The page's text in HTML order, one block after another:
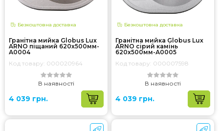
Безкоштовна доставка
Гранітна мийка Globus Lux
ARNO піщаний 620х500мм-
А0004
Код товару: 000020964
В наявності
4 039 грн.
Безкоштовна доставка
Гранітна мийка Globus Lux
ARNO сірий камiнь
620x500мм-А0005
Код товару: 000007598
В наявності
4 039 грн.